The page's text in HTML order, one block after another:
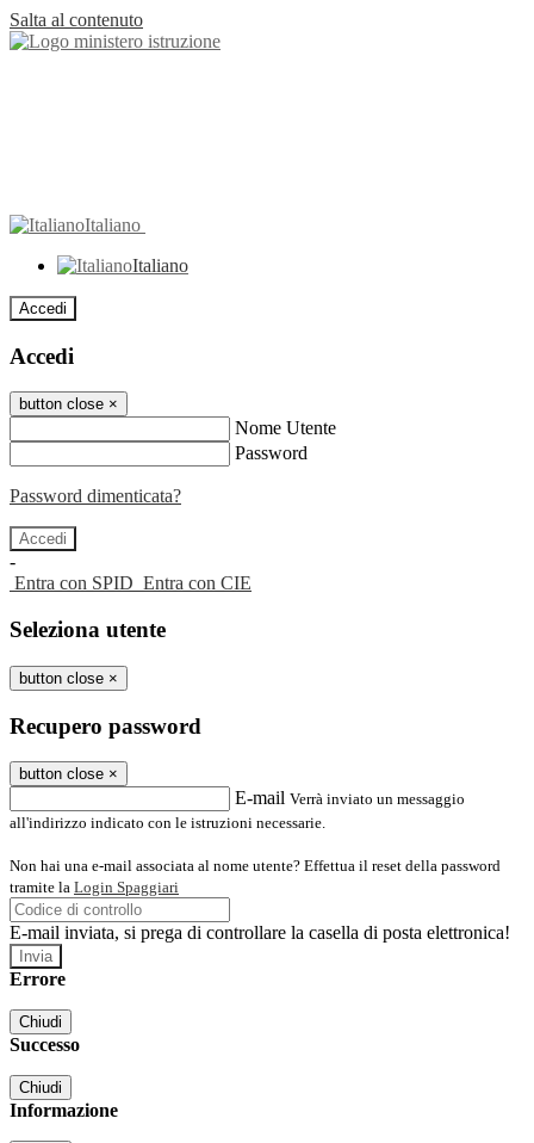
Salta al contenuto
Italiano
Italiano
Accedi
Accedi
button close ×
Nome Utente
Password
Password dimenticata?
-
Entra con SPID Entra con CIE
Seleziona utente
button close ×
Recupero password
button close ×
E-mail Verrà inviato un messaggio
all'indirizzo indicato con le istruzioni necessarie.
Non hai una e-mail associata al nome utente? Effettua il reset della password
tramite la Login Spaggiari
E-mail inviata, si prega di controllare la casella di posta elettronica!
Errore
Chiudi
Successo
Chiudi
Informazione